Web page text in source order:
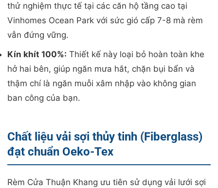
thử nghiệm thực tế tại các căn hộ tầng cao tại
Vinhomes Ocean Park với sức gió cấp 7-8 mà rèm
vẫn đứng vững.
Kín khít 100%: Thiết kế này loại bỏ hoàn toàn khe
hở hai bên, giúp ngăn mưa hắt, chặn bụi bẩn và
thậm chí là ngăn muỗi xâm nhập vào không gian
ban công của bạn.
Chất liệu vải sợi thủy tinh (Fiberglass)
đạt chuẩn Oeko-Tex
Rèm Cửa Thuận Khang ưu tiên sử dụng vải lưới sợi